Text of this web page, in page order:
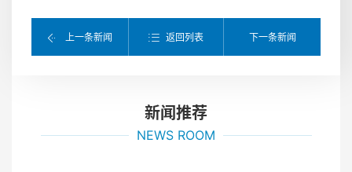
上一条新闻 返回列表 下一条新闻
新闻推荐
NEWS ROOM